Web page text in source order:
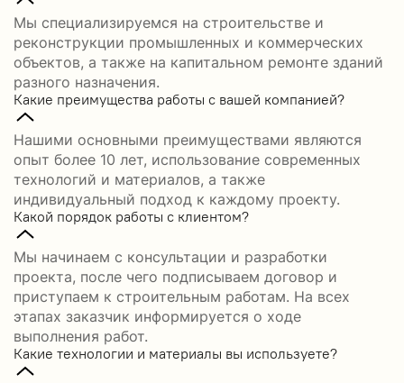
Мы специализируемся на строительстве и
реконструкции промышленных и коммерческих
объектов, а также на капитальном ремонте зданий
разного назначения.
Какие преимущества работы с вашей компанией?
Нашими основными преимуществами являются
опыт более 10 лет, использование современных
технологий и материалов, а также
индивидуальный подход к каждому проекту.
Какой порядок работы с клиентом?
Мы начинаем с консультации и разработки
проекта, после чего подписываем договор и
приступаем к строительным работам. На всех
этапах заказчик информируется о ходе
выполнения работ.
Какие технологии и материалы вы используете?